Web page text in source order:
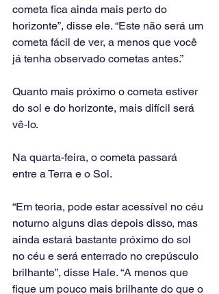
cometa fica ainda mais perto do
horizonte”, disse ele. “Este não será um
cometa fácil de ver, a menos que você
já tenha observado cometas antes.”
Quanto mais próximo o cometa estiver
do sol e do horizonte, mais difícil será
vê-lo.
Na quarta-feira, o cometa passará
entre a Terra e o Sol.
“Em teoria, pode estar acessível no céu
noturno alguns dias depois disso, mas
ainda estará bastante próximo do sol
no céu e será enterrado no crepúsculo
brilhante”, disse Hale. “A menos que
fique um pouco mais brilhante do que o